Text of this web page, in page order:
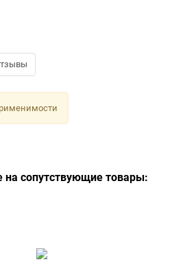
на сопутствующие товары: